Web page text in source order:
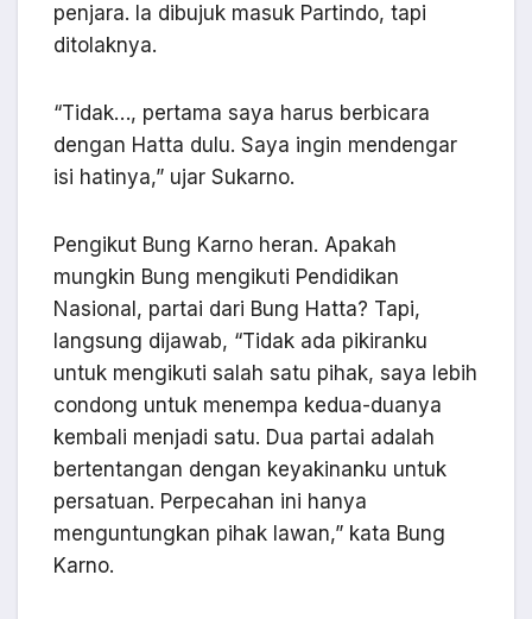
penjara. Ia dibujuk masuk Partindo, tapi
ditolaknya.
“Tidak…, pertama saya harus berbicara
dengan Hatta dulu. Saya ingin mendengar
isi hatinya,” ujar Sukarno.
Pengikut Bung Karno heran. Apakah
mungkin Bung mengikuti Pendidikan
Nasional, partai dari Bung Hatta? Tapi,
langsung dijawab, “Tidak ada pikiranku
untuk mengikuti salah satu pihak, saya lebih
condong untuk menempa kedua-duanya
kembali menjadi satu. Dua partai adalah
bertentangan dengan keyakinanku untuk
persatuan. Perpecahan ini hanya
menguntungkan pihak lawan,” kata Bung
Karno.